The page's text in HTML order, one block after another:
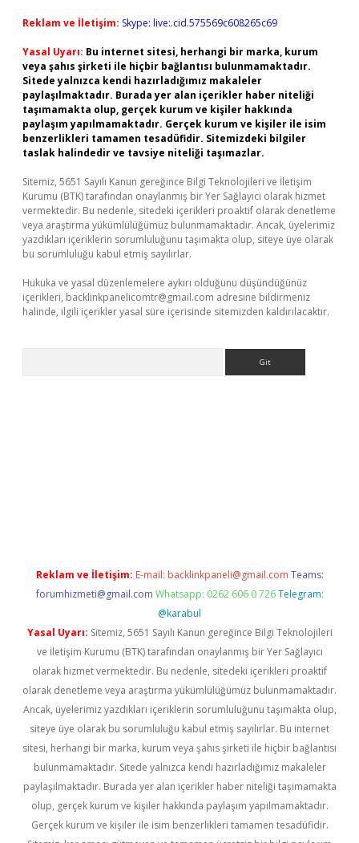
Reklam ve İletişim: Skype: live:.cid.575569c608265c69
Yasal Uyarı: Bu internet sitesi, herhangi bir marka, kurum
veya şahıs şirketi ile hiçbir bağlantısı bulunmamaktadır.
Sitede yalnızca kendi hazırladığımız makaleler
paylaşılmaktadır. Burada yer alan içerikler haber niteliği
taşımamakta olup, gerçek kurum ve kişiler hakkında
paylaşım yapılmamaktadır. Gerçek kurum ve kişiler ile isim
benzerlikleri tamamen tesadüfidir. Sitemizdeki bilgiler
taslak halindedir ve tavsiye niteliği taşımazlar.
Sitemiz, 5651 Sayılı Kanun gereğince Bilgi Teknolojileri ve İletişim
Kurumu (BTK) tarafından onaylanmış bir Yer Sağlayıcı olarak hizmet
vermektedir. Bu nedenle, sitedeki içerikleri proaktif olarak denetleme
veya araştırma yükümlülüğümüz bulunmamaktadır. Ancak, üyelerimiz
yazdıkları içeriklerin sorumluluğunu taşımakta olup, siteye üye olarak
bu sorumluluğu kabul etmiş sayılırlar.
Hukuka ve yasal düzenlemelere aykırı olduğunu düşündüğünüz
içerikleri, backlinkpanelicomtr@gmail.com adresine bildirmeniz
halinde, ilgili içerikler yasal süre içerisinde sitemizden kaldırılacaktır.
Reklam ve İletişim: E-mail: backlinkpaneli@gmail.com Teams:
forumhizmeti@gmail.com Whatsapp: 0262 606 0 726 Telegram:
@karabul
Yasal Uyarı: Sitemiz, 5651 Sayılı Kanun gereğince Bilgi Teknolojileri
ve İletişim Kurumu (BTK) tarafından onaylanmış bir Yer Sağlayıcı
olarak hizmet vermektedir. Bu nedenle, sitedeki içerikleri proaktif
olarak denetleme veya araştırma yükümlülüğümüz bulunmamaktadır.
Ancak, üyelerimiz yazdıkları içeriklerin sorumluluğunu taşımakta olup,
siteye üye olarak bu sorumluluğu kabul etmiş sayılırlar. Bu internet
sitesi, herhangi bir marka, kurum veya şahıs şirketi ile hiçbir bağlantısı
bulunmamaktadır. Sitede yalnızca kendi hazırladığımız makaleler
paylaşılmaktadır. Burada yer alan içerikler haber niteliği taşımamakta
olup, gerçek kurum ve kişiler hakkında paylaşım yapılmamaktadır.
Gerçek kurum ve kişiler ile isim benzerlikleri tamamen tesadüfidir.